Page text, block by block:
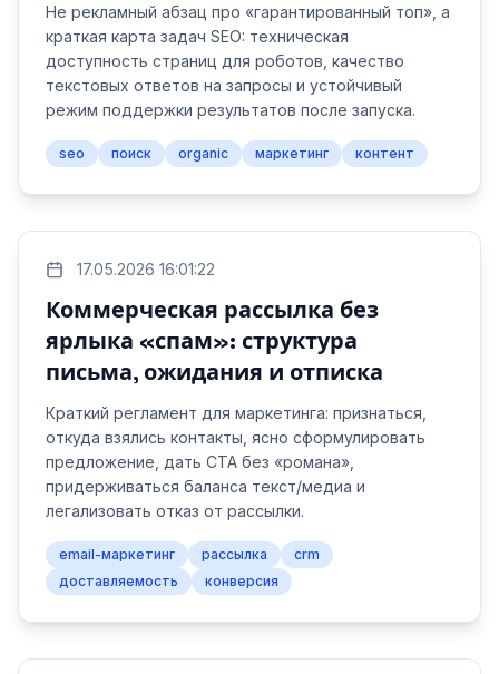
Не рекламный абзац про «гарантированный топ», а
краткая карта задач SEO: техническая
доступность страниц для роботов, качество
текстовых ответов на запросы и устойчивый
режим поддержки результатов после запуска.
seo поиск organic маркетинг контент
17.05.2026 16:01:22
Коммерческая рассылка без
ярлыка «спам»: структура
письма, ожидания и отписка
Краткий регламент для маркетинга: признаться,
откуда взялись контакты, ясно сформулировать
предложение, дать CTA без «романа»,
придерживаться баланса текст/медиа и
легализовать отказ от рассылки.
email-маркетинг рассылка
crm
доставляемость
конверсия